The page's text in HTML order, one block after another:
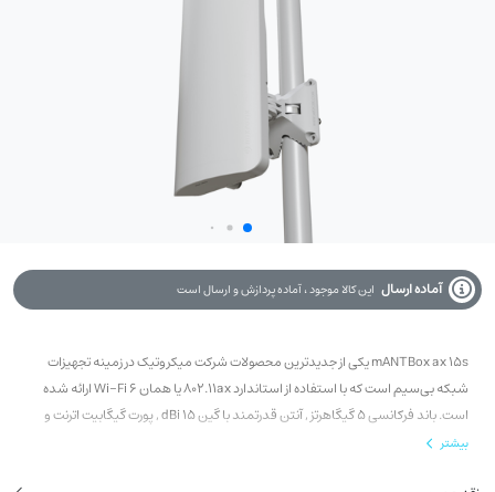
آماده ارسال این کالا موجود ، آماده پردازش و ارسال است
mANTBox ax 15s یکی از جدیدترین محصولات شرکت میکروتیک در زمینه تجهیزات
شبکه بی‌سیم است که با استفاده از استاندارد 802.11ax یا همان Wi-Fi 6 ارائه شده
است. باند فرکانسی 5 گیگاهرتز , آنتن قدرتمند با گین 15 dBi , پورت گیگابیت اترنت و
پشتیبانی از PoE
بیشتر